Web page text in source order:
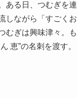
ある日、つむぎを連
しながら「すごくお
むぎは興味津々。も
恵”の名刺を渡す。